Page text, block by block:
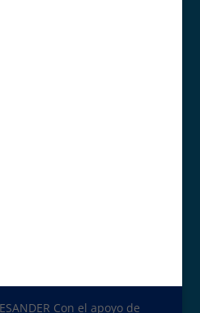
Con el apoyo de